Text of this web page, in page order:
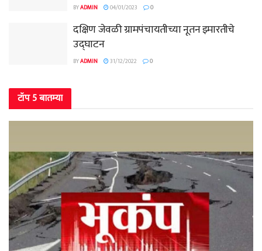
BYADMIN 04/01/2023 0
दक्षिण जेवळी ग्रामपंचायतीच्या नूतन इमारतीचे
उद्घाटन
BYADMIN 31/12/2022 0
टॉप 5 बातम्या